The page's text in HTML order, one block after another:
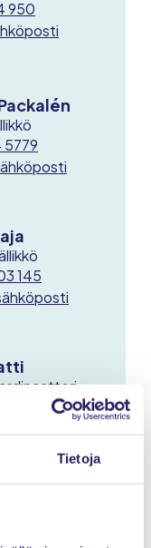
Tietoja
950
145